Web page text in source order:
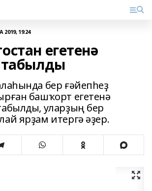
2019, 19:24
егетенә
бер ғәйепһеҙ
башҡорт егетенә
уларҙың бер
ярҙам итергә әҙер.